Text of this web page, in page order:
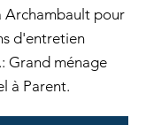
Archambault pour
d'entretien
Grand ménage
à Parent.